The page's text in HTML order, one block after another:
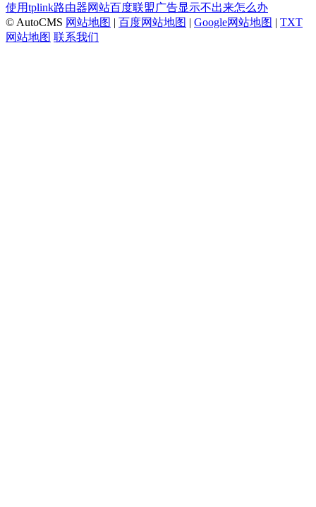
使用tplink路由器网站百度联盟广告显示不出来怎么办
© AutoCMS 网站地图 | 百度网站地图 | Google网站地图 | TXT
网站地图 联系我们